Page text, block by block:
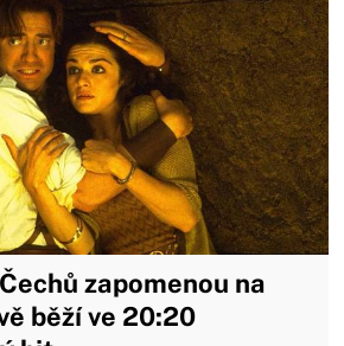
zapomenou na
běží ve 20:20